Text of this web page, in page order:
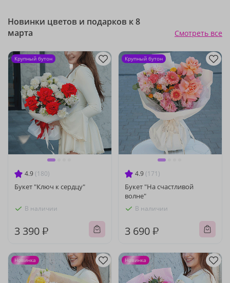
Новинки цветов и подарков к 8
марта
Смотреть все
4.9 (180)
Букет "Ключ к сердцу"
В наличии
3 390 ₽
Крупный бутон
4.9 (171)
Букет "На счастливой
волне"
В наличии
3 690 ₽
Крупный бутон
Новинка Новинка